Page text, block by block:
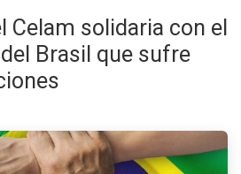
Celam solidaria con el
Brasil que sufre